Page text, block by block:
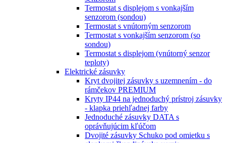
Termostat s displejom s vonkajším
senzorom (sondou)
Termostat s vnútorným senzorom
Termostat s vonkajším senzorom (so
sondou)
Termostat s displejom (vnútorný senzor
teploty)
Elektrické zásuvky
Kryt dvojitej zásuvky s uzemnením - do
rámčekov PREMIUM
Kryty IP44 na jednoduchý prístroj zásuvky
- klapka priehľadnej farby
Jednoduché zásuvky DATA s
oprávňujúcim kľúčom
Dvojité zásuvky Schuko pod omietku s